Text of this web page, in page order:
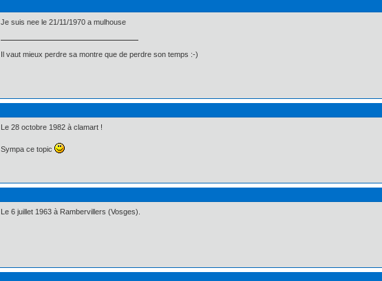
Je suis nee le 21/11/1970 a mulhouse
Il vaut mieux perdre sa montre que de perdre son temps :-)
Le 28 octobre 1982 à clamart !
Sympa ce topic
Le 6 juillet 1963 à Rambervillers (Vosges).